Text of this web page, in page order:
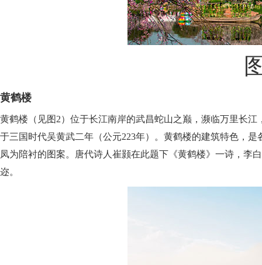
黄鹤楼
黄鹤楼（见图2）位于长江南岸的武昌蛇山之巅，濒临万里长
于三国时代吴黄武二年（公元223年）。黄鹤楼的建筑特色，
凤为陪衬的图案。唐代诗人崔颢在此题下《黄鹤楼》一诗，李
迩。